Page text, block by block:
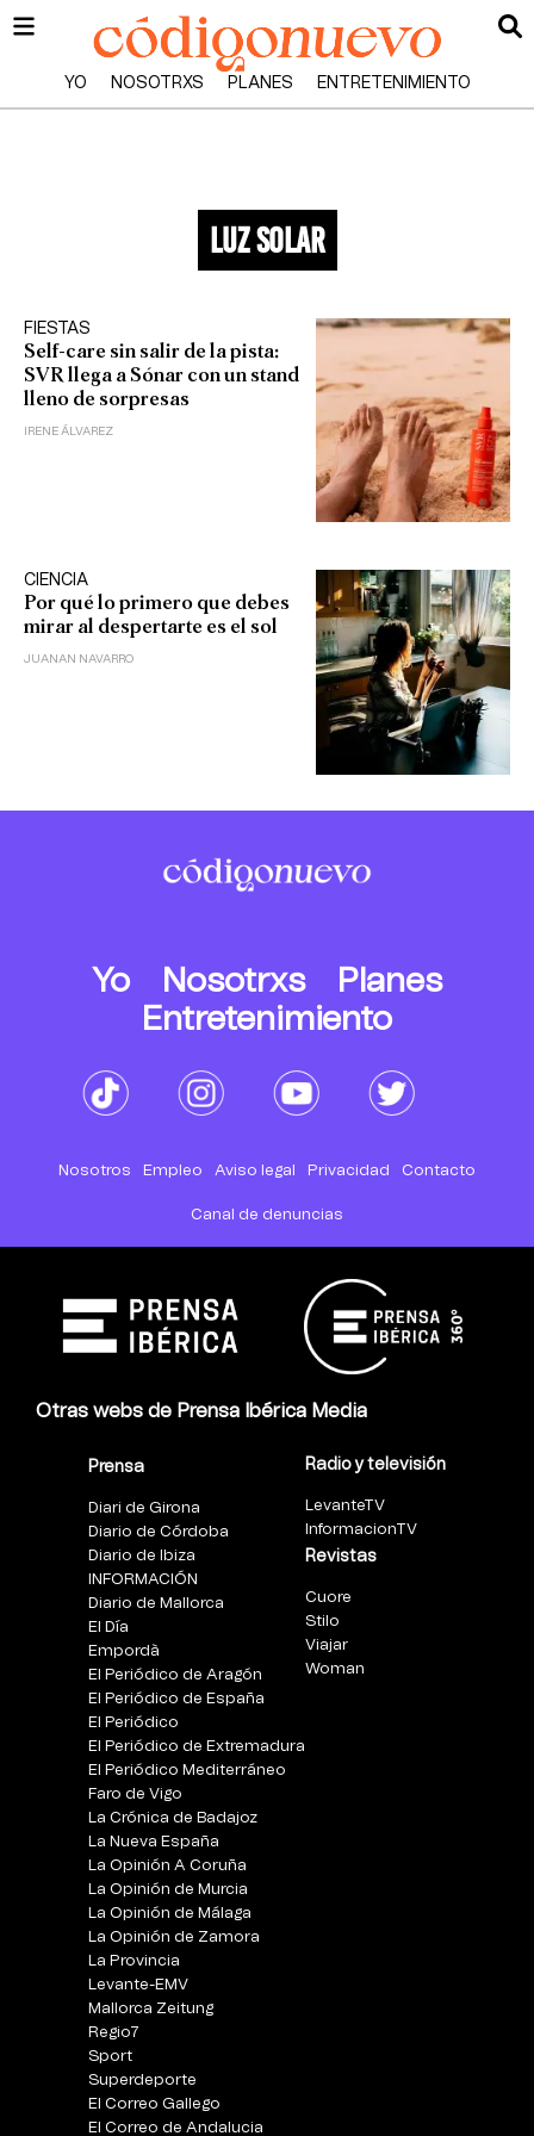
YO NOSOTRXS PLANES ENTRETENIMIENTO
luz solar
FIESTAS
Self-care sin salir de la pista:
SVR llega a Sónar con un stand
lleno de sorpresas
IRENE ÁLVAREZ
CIENCIA
Por qué lo primero que debes
mirar al despertarte es el sol
JUANAN NAVARRO
Yo Nosotrxs
Planes
Entretenimiento
Nosotros Empleo Aviso legal Privacidad Contacto
Canal de denuncias
Otras webs de Prensa Ibérica Media
Prensa
Diari de Girona
Diario de Córdoba
Diario de Ibiza
INFORMACIÓN
Diario de Mallorca
El Día
Empordà
El Periódico de Aragón
El Periódico de España
El Periódico
El Periódico de Extremadura
El Periódico Mediterráneo
Faro de Vigo
La Crónica de Badajoz
La Nueva España
La Opinión A Coruña
La Opinión de Murcia
La Opinión de Málaga
La Opinión de Zamora
La Provincia
Levante-EMV
Mallorca Zeitung
Regio7
Sport
Superdeporte
El Correo Gallego
El Correo de Andalucia
Radio y televisión
LevanteTV
InformacionTV
Revistas
Cuore
Stilo
Viajar
Woman